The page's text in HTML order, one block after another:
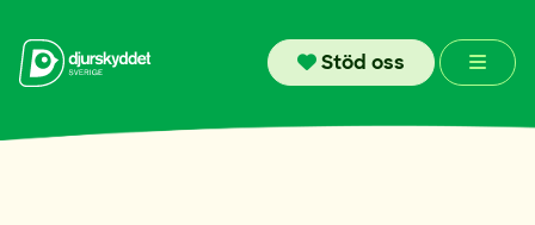
Stöd oss Menu